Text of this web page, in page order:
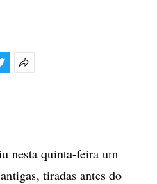
nesta quinta-feira um
tiradas antes do